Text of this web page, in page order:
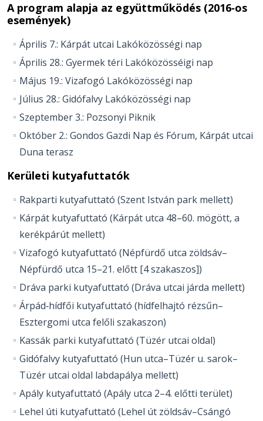
A program alapja az együttműködés (2016‐os
események)
Április 7.: Kárpát utcai Lakóközösségi nap
Április 28.: Gyermek téri Lakóközösséigi nap
Május 19.: Vizafogó Lakóközösségi nap
Július 28.: Gidófalvy Lakóközösségi nap
Szeptember 3.: Pozsonyi Piknik
Október 2.: Gondos Gazdi Nap és Fórum, Kárpát utcai
Duna terasz
Kerületi kutyafuttatók
Rakparti kutyafuttató (Szent István park mellett)
Kárpát kutyafuttató (Kárpát utca 48–60. mögött, a
kerékpárút mellett)
Vizafogó kutyafuttató (Népfürdő utca zöldsáv–
Népfürdő utca 15–21. előtt [4 szakaszos])
Dráva parki kutyafuttató (Dráva utcai járda mellett)
Árpád‐hídfői kutyafuttató (hídfelhajtó rézsűn–
Esztergomi utca felőli szakaszon)
Kassák parki kutyafuttató (Tüzér utcai oldal)
Gidófalvy kutyafuttató (Hun utca–Tüzér u. sarok–
Tüzér utcai oldal labdapálya mellett)
Apály kutyafuttató (Apály utca 2–4. előtti terület)
Lehel úti kutyafuttató (Lehel út zöldsáv–Csángó